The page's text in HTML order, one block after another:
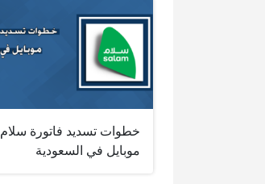
خطوات تسديد فاتورة سلام
موبايل في السعودية